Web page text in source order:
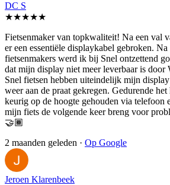
DC S
★★★★★
Fietsenmaker van topkwaliteit! Na een val
er een essentiële displaykabel gebroken. Na
fietsenmakers werd ik bij Snel ontzettend
dat mijn display niet meer leverbaar is door
Snel fietsen hebben uiteindelijk mijn
weer aan de praat gekregen. Gedurende
keurig op de hoogte gehouden via telefoon
mijn fiets de volgende keer breng voor
🤝🏾
2 maanden geleden · Op Google
Jeroen Klarenbeek